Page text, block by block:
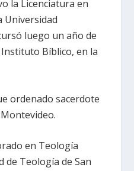
la Licenciatura en
Universidad
luego un año de
Bíblico, en la
ordenado sacerdote
en Teología
de Teología de San